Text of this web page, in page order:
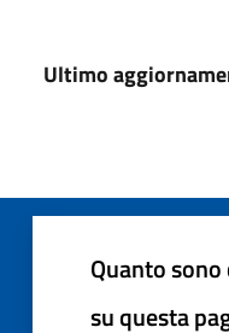
Ultimo
Quanto
su questa